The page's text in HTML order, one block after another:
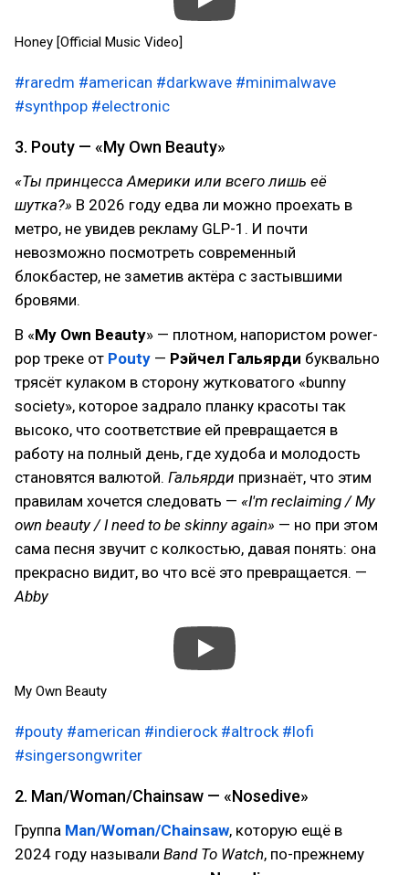
Honey [Official Music Video]
#raredm #american #darkwave #minimalwave
#synthpop #electronic
3. Pouty — «My Own Beauty»
«Ты принцесса Америки или всего лишь её
шутка?» В 2026 году едва ли можно проехать в
метро, не увидев рекламу GLP-1. И почти
невозможно посмотреть современный
блокбастер, не заметив актёра с застывшими
бровями.
В «My Own Beauty» — плотном, напористом power-
pop треке от Pouty — Рэйчел Гальярди буквально
трясёт кулаком в сторону жутковатого «bunny
society», которое задрало планку красоты так
высоко, что соответствие ей превращается в
работу на полный день, где худоба и молодость
становятся валютой. Гальярди признаёт, что этим
правилам хочется следовать — «I'm reclaiming / My
own beauty / I need to be skinny again» — но при этом
сама песня звучит с колкостью, давая понять: она
прекрасно видит, во что всё это превращается. —
Abby
My Own Beauty
#pouty #american #indierock #altrock #lofi
#singersongwriter
2. Man/Woman/Chainsaw — «Nosedive»
Группа Man/Woman/Chainsaw, которую ещё в
2024 году называли Band To Watch, по-прежнему